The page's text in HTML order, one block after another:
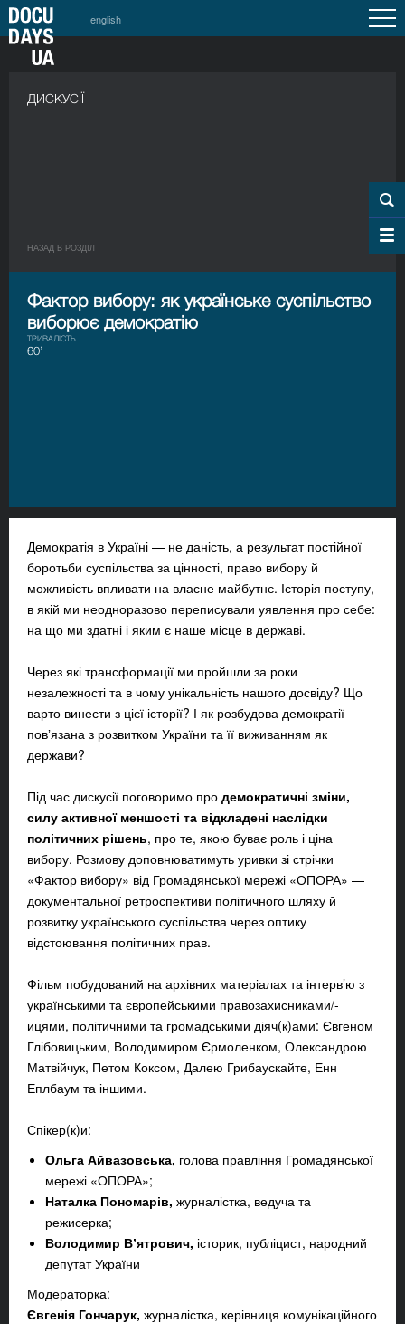
english
ДИСКУСІЇ
НАЗАД В РОЗДIЛ
Фактор вибору: як українське суспільство
виборює демократію
ТРИВАЛІСТЬ
60’
Демократія в Україні — не даність, а результат постійної
боротьби суспільства за цінності, право вибору й
можливість впливати на власне майбутнє. Історія поступу,
в якій ми неодноразово переписували уявлення про себе:
на що ми здатні і яким є наше місце в державі.
Через які трансформації ми пройшли за роки
незалежності та в чому унікальність нашого досвіду? Що
варто винести з цієї історії? І як розбудова демократії
повʼязана з розвитком України та її виживанням як
держави?
Під час дискусії поговоримо про демократичні зміни,
силу активної меншості та відкладені наслідки
політичних рішень, про те, якою буває роль і ціна
вибору. Розмову доповнюватимуть уривки зі стрічки
«Фактор вибору» від Громадянської мережі «ОПОРА» —
документальної ретроспективи політичного шляху й
розвитку українського суспільства через оптику
відстоювання політичних прав.
Фільм побудований на архівних матеріалах та інтерв’ю з
українськими та європейськими правозахисниками/-
ицями, політичними та громадськими діяч(к)ами: Євгеном
Глібовицьким, Володимиром Єрмоленком, Олександрою
Матвійчук, Петом Коксом, Далею Грибаускайте, Енн
Еплбаум та іншими.
Спікер(к)и:
Ольга Айвазовська, голова правління Громадянської
мережі «ОПОРА»;
Наталка Пономарів, журналістка, ведуча та
режисерка;
Володимир Вʼятрович, історик, публіцист, народний
депутат України
Модераторка:
Євгенія Гончарук, журналістка, керівниця комунікаційного